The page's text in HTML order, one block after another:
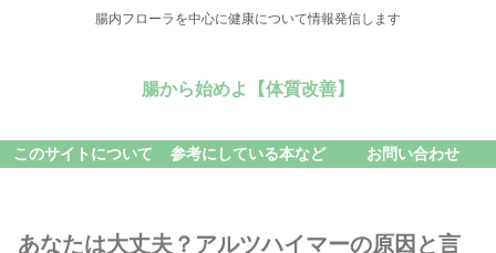
腸内フローラを中心に健康について情報発信します
腸から始めよ【体質改善】
このサイトについて 参考にしている本など お問い合わせ
あなたは大丈夫？アルツハイマーの原因と言